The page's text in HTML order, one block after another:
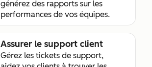
générez des rapports sur les
performances de vos équipes.
Assurer le support client
Gérez les tickets de support,